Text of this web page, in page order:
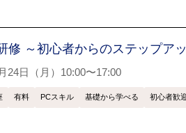
修 ～初心者からのステップア
24日（月）10:00〜17:00
有料 PCスキル 基礎から学べる 初心者歓